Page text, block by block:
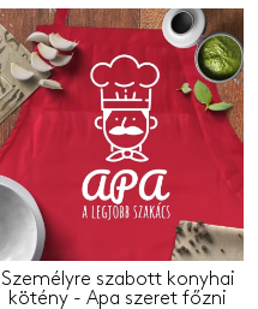
Személyre szabott konyhai
kötény - Apa szeret főzni